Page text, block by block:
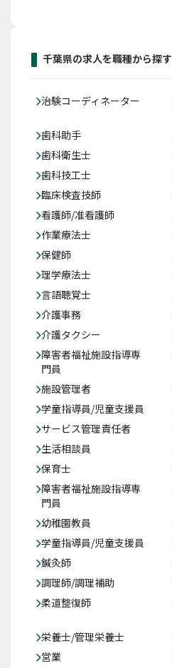
千葉県の求人を職種から探す
治験コーディネーター
歯科助手
歯科衛生士
歯科技工士
臨床検査技師
看護師/准看護師
作業療法士
保健師
理学療法士
言語聴覚士
介護事務
介護タクシー
障害者福祉施設指導専
門員
施設管理者
学童指導員/児童支援員
サービス管理責任者
生活相談員
保育士
障害者福祉施設指導専
門員
幼稚園教員
学童指導員/児童支援員
鍼灸師
調理師/調理補助
柔道整復師
栄養士/管理栄養士
営業